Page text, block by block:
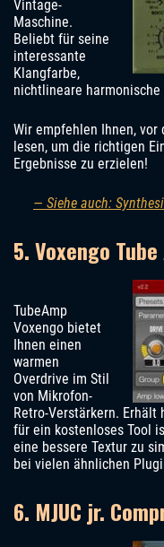
Vintage-
Maschine.
Beliebt für seine
interessante
Klangfarbe,
nichtlineare
Wir empfehlen Ihnen, vor
lesen, um die richtigen
Ergebnisse zu erzielen!
— Siehe auch:
5. Voxengo Tube
TubeAmp
Voxengo bietet
Ihnen einen
warmen
Overdrive im Stil
von Mikrofon-
Retro-Verstärkern.
für ein kostenloses Tool
eine bessere Textur zu
bei vielen ähnlichen
6. MJUC jr.